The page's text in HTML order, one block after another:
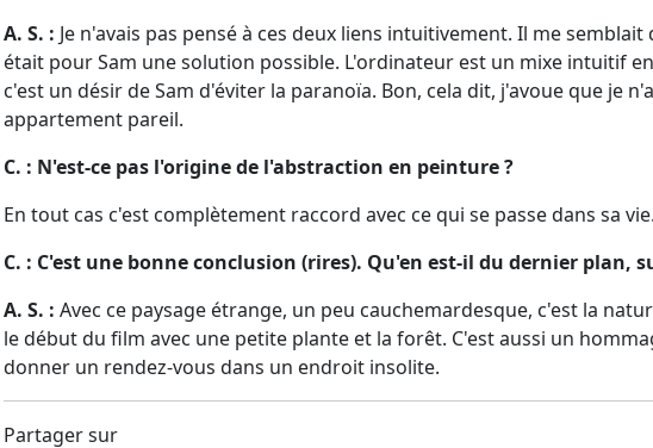
A. S. : Je n'avais pas pensé à ces deux liens intuitivement. Il me
était pour Sam une solution possible. L'ordinateur est un mixe intuitif
c'est un désir de Sam d'éviter la paranoïa. Bon, cela dit, j'avoue que je
appartement pareil.
C. : N'est-ce pas l'origine de l'abstraction en peinture ?
En tout cas c'est complètement raccord avec ce qui se passe dans sa
C. : C'est une bonne conclusion (rires). Qu'en est-il du dernier plan,
A. S. : Avec ce paysage étrange, un peu cauchemardesque, c'est la
le début du film avec une petite plante et la forêt. C'est aussi un
donner un rendez-vous dans un endroit insolite.
Partager sur